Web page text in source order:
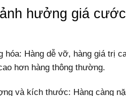
hưởng giá
hóa: Hàng dễ vỡ, hàng giá trị
hơn hàng thông thường.
và kích thước: Hàng càng